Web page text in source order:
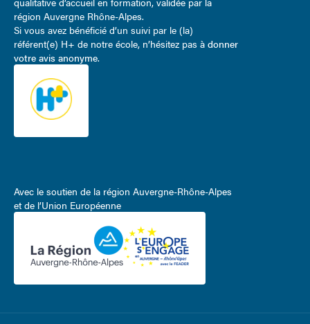
région Auvergne Rhône-Alpes.
Si vous avez bénéficié d’un suivi par le (la)
référent(e) H+ de notre école, n’hésitez pas à donner
votre avis anonyme.
Avec le soutien de la région Auvergne-Rhône-Alpes
et de l’Union Européenne